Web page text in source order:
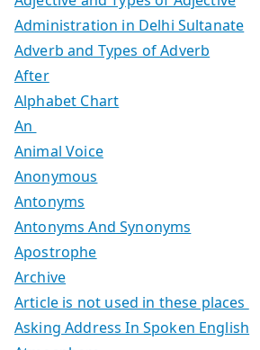
Administration in Delhi Sultanate
Adverb and Types of Adverb
After
Alphabet Chart
An
Animal Voice
Anonymous
Antonyms
Antonyms And Synonyms
Apostrophe
Archive
Article is not used in these places
Asking Address In Spoken English